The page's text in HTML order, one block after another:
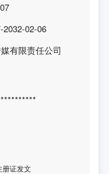
2032-02-06
有限责任公司
册证发文